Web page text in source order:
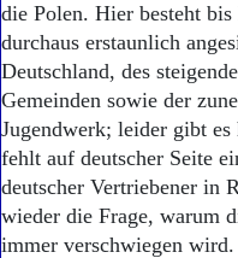
die Polen. Hier besteht
durchaus erstaunlich
Deutschland, des
Gemeinden sowie der
Jugendwerk; leider gibt
fehlt auf deutscher Seite
deutscher Vertriebener in
wieder die Frage, warum
immer verschwiegen